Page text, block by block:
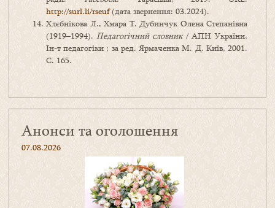
http://surl.li/rseuf(дата звернення: 03.2024).
Хлєбнікова Л., Хмара Т. Дубинчук Олена Степанівна
(1919–1994).Педагогічний словник/ АПН України,
Ін-т педагогіки ; за ред. Ярмаченка М. Д. Київ, 2001.
С. 165.
Анонси та оголошення
07.08.2026